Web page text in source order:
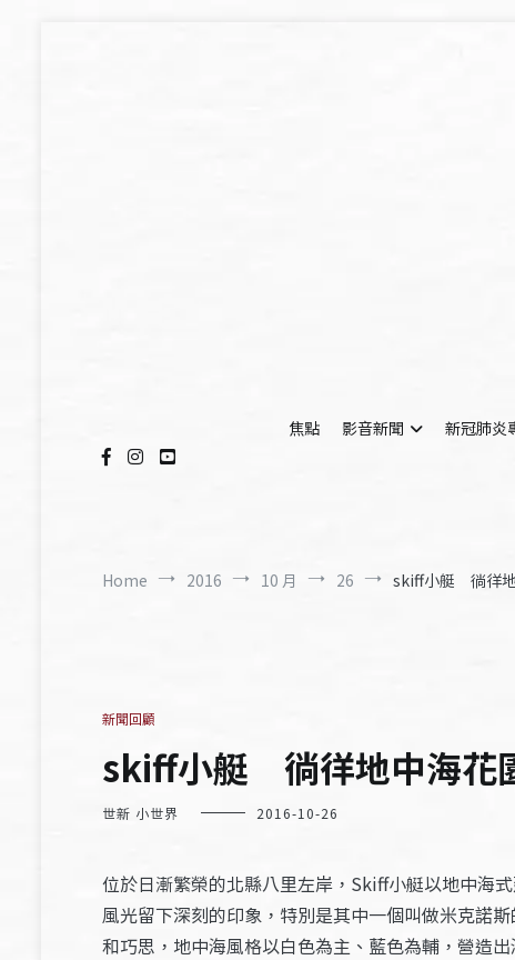
焦點
影音新聞 新冠肺炎
Home 2016 10 月 26 skiff小艇 徜徉地
新聞回顧
skiff小艇 徜徉地中海花
世新 小世界 2016-10-26
位於日漸繁榮的北縣八里左岸，Skiff小艇以地中海
風光留下深刻的印象，特別是其中一個叫做米克諾
和巧思，地中海風格以白色為主、藍色為輔，營造